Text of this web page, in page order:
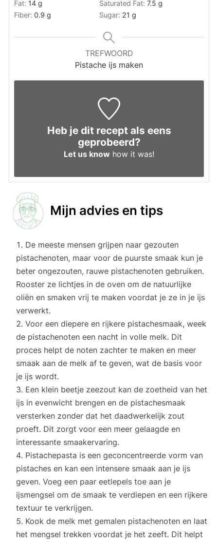
Fat: 14 g Saturated Fat: 7.5 g
Fiber: 0.9 g Sugar: 21 g
TREFWOORD
Pistache ijs maken
Heb je dit recept als eens
geprobeerd?
Let us know how it was!
Mijn advies en tips
De meeste mensen grijpen naar gezouten
pistachenoten, maar voor de puurste smaak kun je
beter ongezouten, rauwe pistachenoten gebruiken.
Rooster ze lichtjes in de oven om de natuurlijke
oliën en smaken vrij te maken voordat je ze in je ijs
verwerkt.
Voor een diepere en rijkere pistachesmaak, week
de pistachenoten een nacht in volle melk. Dit
proces helpt de noten zachter te maken en meer
smaak aan de melk af te geven, wat de basis voor
je ijs wordt.
Een klein beetje zeezout kan de zoetheid van het
ijs in evenwicht brengen en de pistachesmaak
versterken zonder dat het daadwerkelijk zout
proeft. Dit zorgt voor een meer gelaagde en
interessante smaakervaring.
Pistachepasta is een geconcentreerde vorm van
pistaches en kan een intensere smaak aan je ijs
geven. Voeg een paar eetlepels toe aan je
ijsmengsel om de smaak te verdiepen en een rijkere
textuur te verkrijgen.
Kook de melk met gemalen pistachenoten en laat
het mengsel trekken voordat je het zeeft. Dit helpt